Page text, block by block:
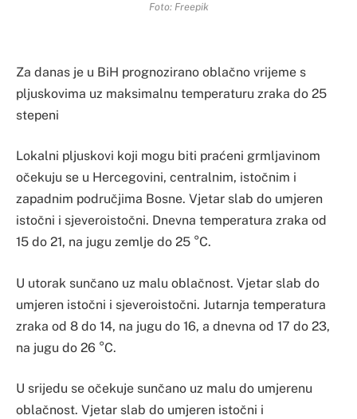
Foto: Freepik
Za danas je u BiH prognozirano oblačno vrijeme s
pljuskovima uz maksimalnu temperaturu zraka do 25
stepeni
Lokalni pljuskovi koji mogu biti praćeni grmljavinom
očekuju se u Hercegovini, centralnim, istočnim i
zapadnim područjima Bosne. Vjetar slab do umjeren
istočni i sjeveroistočni. Dnevna temperatura zraka od
15 do 21, na jugu zemlje do 25 °C.
U utorak sunčano uz malu oblačnost. Vjetar slab do
umjeren istočni i sjeveroistočni. Jutarnja temperatura
zraka od 8 do 14, na jugu do 16, a dnevna od 17 do 23,
na jugu do 26 °C.
U srijedu se očekuje sunčano uz malu do umjerenu
oblačnost. Vjetar slab do umjeren istočni i